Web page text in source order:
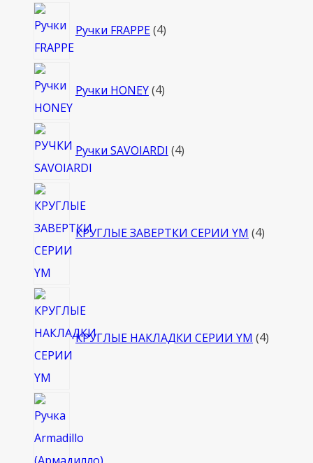
Ручки FRAPPE 4товара
Ручки HONEY 4товара
Ручки SAVOIARDI 4товара
КРУГЛЫЕ ЗАВЕРТКИ СЕРИИ YM 4
КРУГЛЫЕ НАКЛАДКИ СЕРИИ YM 4